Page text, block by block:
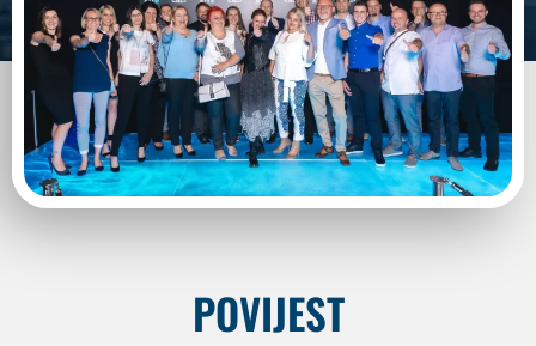
POVIJEST